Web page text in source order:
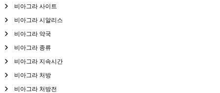
비아그라 사이트
비아그라 시알리스
비아그라 약국
비아그라 종류
비아그라 지속시간
비아그라 처방
비아그라 처방전